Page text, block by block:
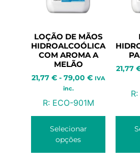
LOÇÃO DE MÃOS
HIDROALCOÓLICA
COM AROMA A
MELÃO
21,77 € - 79,00 € IVA
inc.
R:ECO-901M
Selecionar
opções
21,77
R: